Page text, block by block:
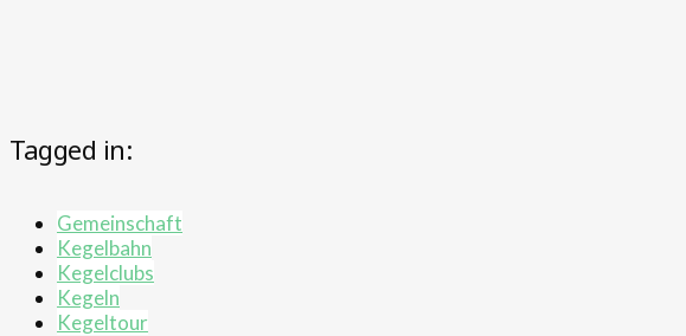
Tagged in:
Gemeinschaft
Kegelbahn
Kegelclubs
Kegeln
Kegeltour